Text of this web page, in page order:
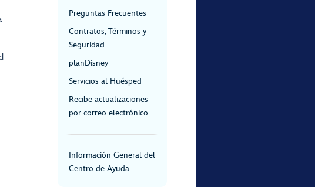
Preguntas Frecuentes
Contratos, Términos y
Seguridad
planDisney
Servicios al Huésped
Recibe actualizaciones
por correo electrónico
Información General del
Centro de Ayuda